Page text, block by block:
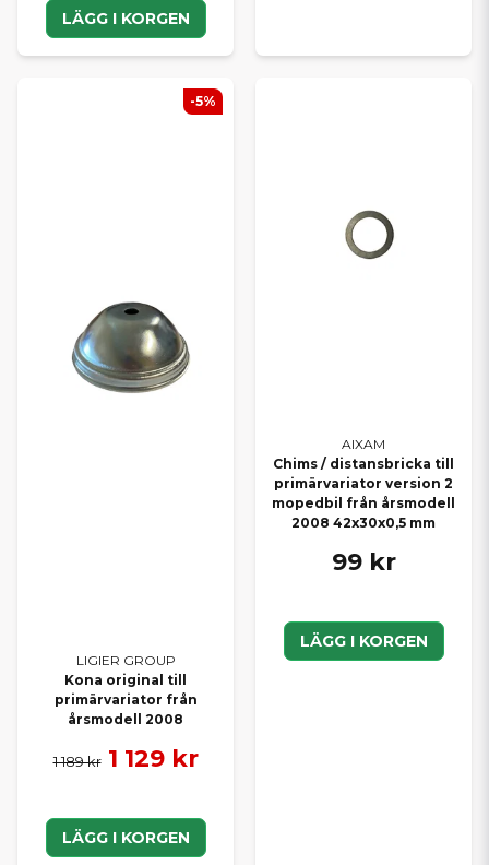
LÄGG I KORGEN
LIGIER GROUP
Kona original till
primärvariator från
årsmodell 2008
1 189 kr 1 129 kr
LÄGG I KORGEN
-5%
AIXAM
Chims / distansbricka till
primärvariator version 2
mopedbil från årsmodell
2008 42x30x0,5 mm
99 kr
LÄGG I KORGEN